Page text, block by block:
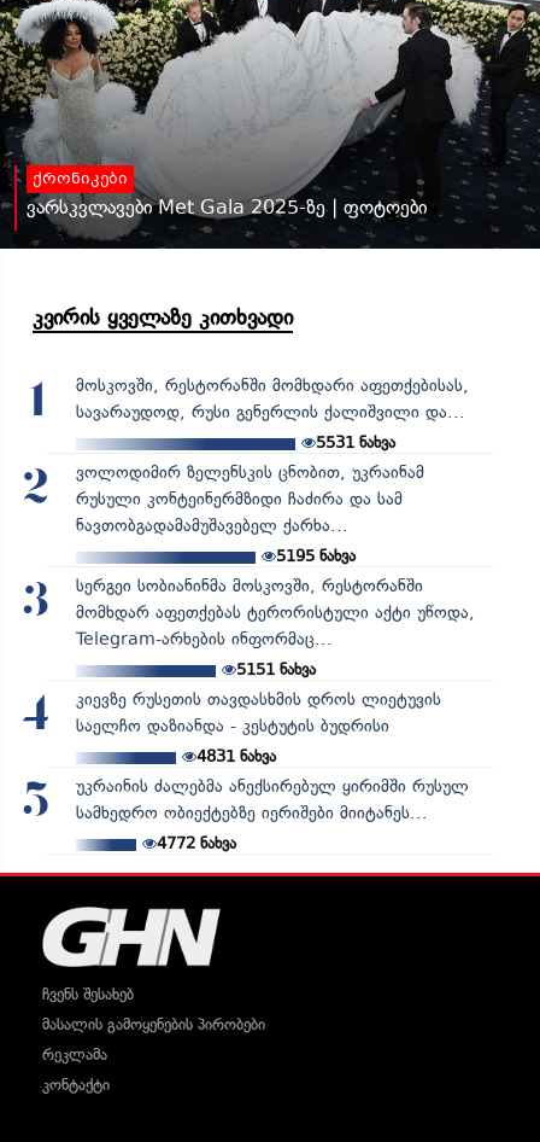
ქრონიკები
ვარსკვლავები Met Gala 2025-ზე | ფოტოები
კვირის ყველაზე კითხვადი
1
მოსკოვში, რესტორანში მომხდარი აფეთქებისას,
სავარაუდოდ, რუსი გენერლის ქალიშვილი და...
5531 ნახვა
2
ვოლოდიმირ ზელენსკის ცნობით, უკრაინამ
რუსული კონტეინერმზიდი ჩაძირა და სამ
ნავთობგადამამუშავებელ ქარხა...
5195ნახვა
3
სერგეი სობიანინმა მოსკოვში, რესტორანში
მომხდარ აფეთქებას ტერორისტული აქტი უწოდა,
Telegram-არხების ინფორმაც...
5151ნახვა
4
კიევზე რუსეთის თავდასხმის დროს ლიეტუვის
საელჩო დაზიანდა - კესტუტის ბუდრისი
4831ნახვა
5
უკრაინის ძალებმა ანექსირებულ ყირიმში რუსულ
სამხედრო ობიექტებზე იერიშები მიიტანეს...
4772ნახვა
ჩვენს შესახებ
მასალის გამოყენების პირობები
რეკლამა
კონტაქტი